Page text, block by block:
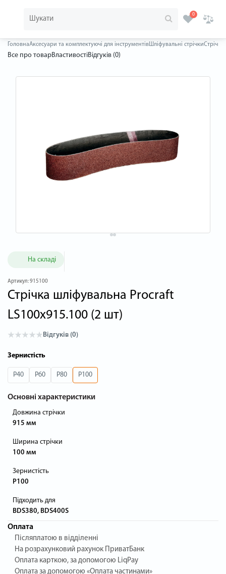
0
ГоловнаАксесуари та комплектуючі для інструментівШліфувальні стрічки
Все про товарВластивостіВідгуків (0)
На складі
Артикул:915100
Стрічка шліфувальна Procraft
LS100x915.100 (2 шт)
Відгуків (0)
Зернистість
P40 P60 P80 P100
Основні характеристики
Довжина стрічки
915 мм
Ширина стрічки
100 мм
Зернистість
P100
Підходить для
BDS380, BDS400S
Оплата
Післяплатою в відділенні
На розрахунковий рахунок ПриватБанк
Оплата карткою, за допомогою LiqPay
Оплата за допомогою «Оплата частинами»